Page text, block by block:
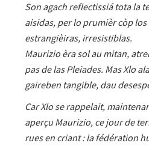
Son agach reflectissiá tota la
aisidas, per lo prumièr còp los
estrangièiras, irresistiblas.
Maurizio èra sol au mitan,
pas de las Pleiades. Mas Xlo
gaireben tangible, dau
Car Xlo se rappelait,
aperçu Maurizio, ce jour de
rues en criant : la fédération